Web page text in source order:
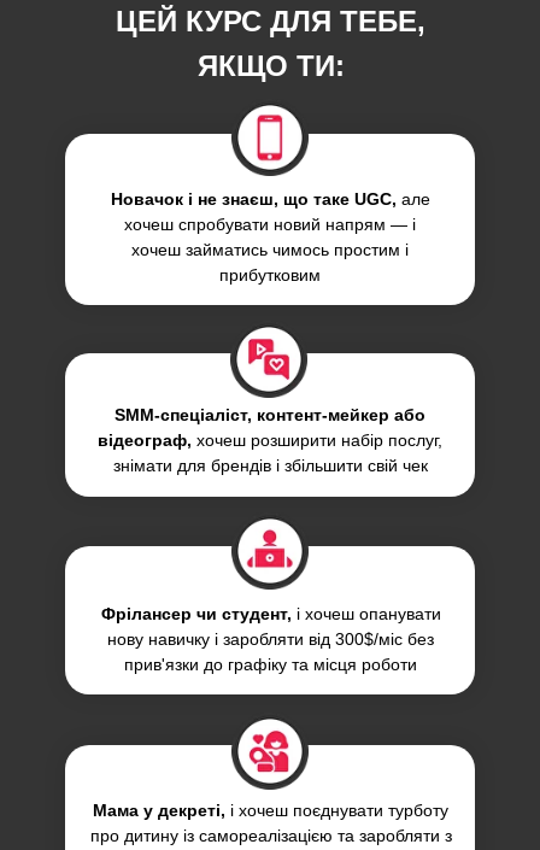
ЦЕЙ КУРС ДЛЯ ТЕБЕ,
ЯКЩО ТИ:
Фрілансер чи студент, і хочеш опанувати
нову навичку і заробляти від 300$/міс без
прив'язки до графіку та місця роботи
SMM-спеціаліст, контент-мейкер або
відеограф, хочеш розширити набір послуг,
знімати для брендів і збільшити свій чек
Новачок і не знаєш, що таке UGC, але
хочеш спробувати новий напрям — і
хочеш займатись чимось простим і
прибутковим
Мама у декреті, і хочеш поєднувати турботу
про дитину із самореалізацією та заробляти з